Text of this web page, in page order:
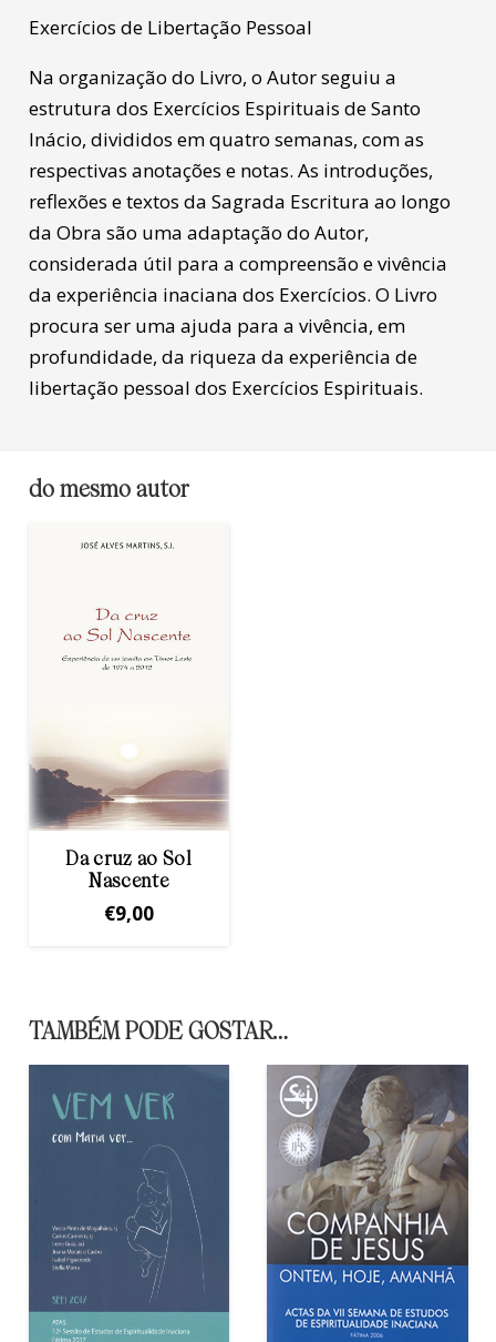
Exercícios de Libertação Pessoal
Na organização do Livro, o Autor seguiu a
estrutura dos Exercícios Espirituais de Santo
Inácio, divididos em quatro semanas, com as
respectivas anotações e notas. As introduções,
reflexões e textos da Sagrada Escritura ao longo
da Obra são uma adaptação do Autor,
considerada útil para a compreensão e vivência
da experiência inaciana dos Exercícios. O Livro
procura ser uma ajuda para a vivência, em
profundidade, da riqueza da experiência de
libertação pessoal dos Exercícios Espirituais.
do mesmo autor
Da cruz ao Sol
Nascente
€9,00
TAMBÉM PODE GOSTAR…